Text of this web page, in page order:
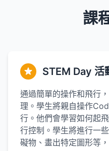
課
STEM Day 活
通過簡單的操作和飛行
理。學生將親自操作
行。他們會學習如何起
行控制。學生將進行一
礙物、畫出特定圖形等